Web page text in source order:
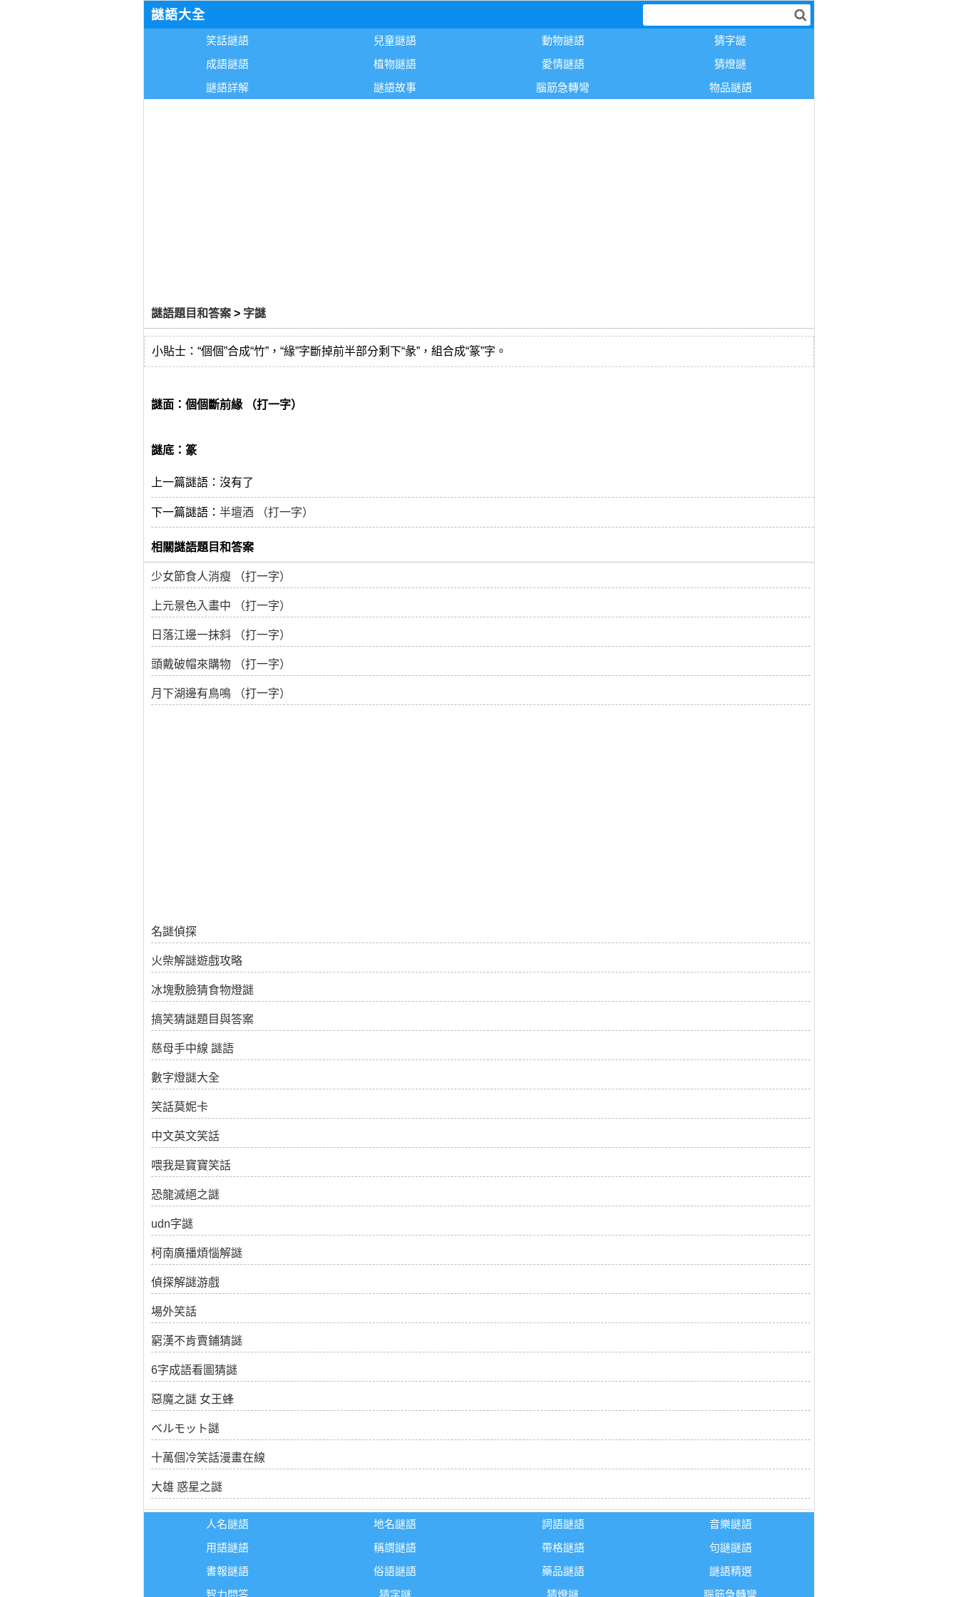
謎語大全
笑話謎語 兒童謎語 動物謎語
猜字謎
成語謎語
植物謎語 愛情謎語
猜燈謎
謎語詳解
謎語故事 腦筋急轉彎 物品謎語
謎語題目和答案> 字謎
小貼士：“個個”合成“竹”，“緣”字斷掉前半部分剩下“彖”，組合成“篆”字。
謎面：個個斷前緣 （打一字）
謎底：篆
上一篇謎語：沒有了
下一篇謎語： 半壇酒 （打一字）
相關謎語題目和答案
少女節食人消瘦 （打一字）
上元景色入畫中 （打一字）
日落江邊一抹斜 （打一字）
頭戴破帽來購物 （打一字）
月下湖邊有鳥鳴 （打一字）
名謎偵探
火柴解謎遊戲攻略
冰塊敷臉猜食物燈謎
搞笑猜謎題目與答案
慈母手中線 謎語
數字燈謎大全
笑話莫妮卡
中文英文笑話
喂我是寶寶笑話
恐龍滅絕之謎
udn字謎
柯南廣播煩惱解謎
偵探解謎游戲
場外笑話
窮漢不肯賣鋪猜謎
6字成語看圖猜謎
惡魔之謎 女王蜂
ベルモット謎
十萬個冷笑話漫畫在線
大雄 惑星之謎
人名謎語 地名謎語 詞語謎語
音樂謎語
用語謎語
稱謂謎語 帶格謎語
句謎謎語
書報謎語
俗語謎語 藥品謎語
謎語精選
智力問答
猜字謎 猜燈謎 腦筋急轉彎